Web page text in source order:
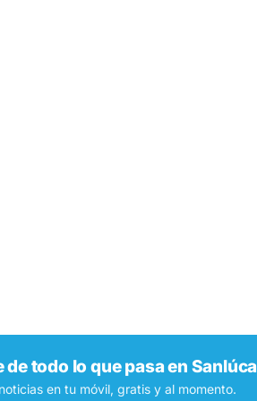
de todo lo que pasa en
en tu móvil, gratis y al momento.